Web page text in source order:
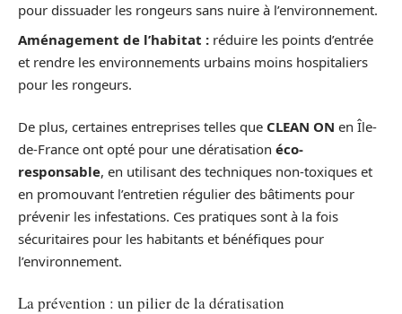
pour dissuader les rongeurs sans nuire à l’environnement.
Aménagement de l’habitat : réduire les points d’entrée
et rendre les environnements urbains moins hospitaliers
pour les rongeurs.
De plus, certaines entreprises telles que CLEAN ON en Île-
de-France ont opté pour une dératisation éco-
responsable, en utilisant des techniques non-toxiques et
en promouvant l’entretien régulier des bâtiments pour
prévenir les infestations. Ces pratiques sont à la fois
sécuritaires pour les habitants et bénéfiques pour
l’environnement.
La prévention : un pilier de la dératisation